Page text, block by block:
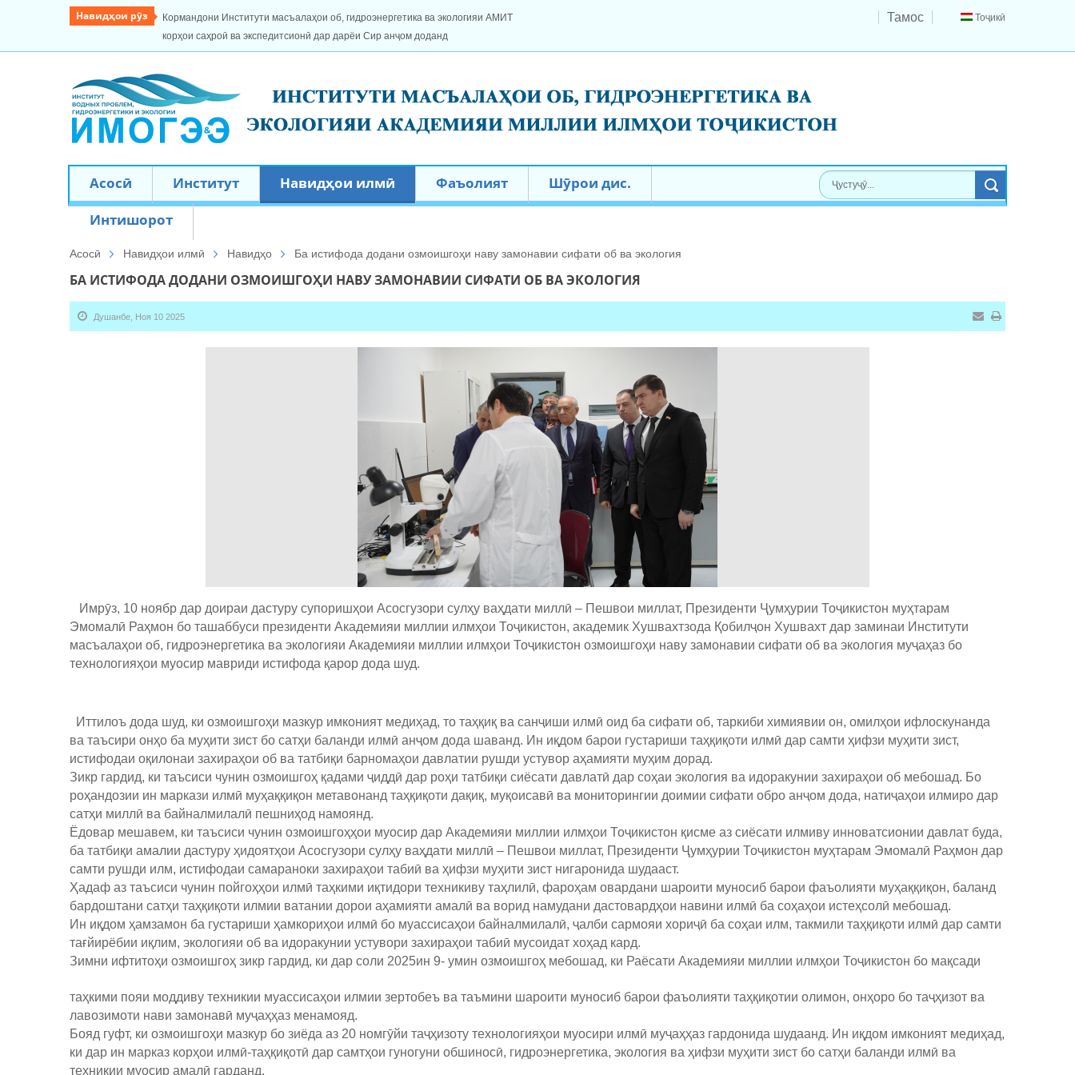
Навидҳои рӯз
Кормандони Институти масъалаҳои об, гидроэнергетика ва экологияи АМИТ
корҳои саҳроӣ ва экспедитсионӣ дар дарёи Сир анҷом доданд
Тоҷикӣ
Тамос
Асосӣ Институт Навидҳои илмӣ Фаъолият
Шӯрои дис.
Интишорот
Асосӣ Навидҳои илмӣ Навидҳо Ба истифода додани озмоишгоҳи наву замонавии сифати об ва экология
БА ИСТИФОДА ДОДАНИ ОЗМОИШГОҲИ НАВУ ЗАМОНАВИИ СИФАТИ ОБ ВА ЭКОЛОГИЯ
Душанбе, Ноя 10 2025
Имрӯз, 10 ноябр дар доираи дастуру супоришҳои Асосгузори сулҳу ваҳдати миллӣ – Пешвои миллат, Президенти Ҷумҳурии Тоҷикистон муҳтарам
Эмомалӣ Раҳмон бо ташаббуси президенти Академияи миллии илмҳои Тоҷикистон, академик Хушвахтзода Қобилҷон Хушвахт дар заминаи Институти
масъалаҳои об, гидроэнергетика ва экологияи Академияи миллии илмҳои Тоҷикистон озмоишгоҳи наву замонавии сифати об ва экология муҷаҳаз бо
технологияҳои муосир мавриди истифода қарор дода шуд.
Иттилоъ дода шуд, ки озмоишгоҳи мазкур имконият медиҳад, то таҳқиқ ва санҷиши илмӣ оид ба сифати об, таркиби химиявии он, омилҳои ифлоскунанда
ва таъсири онҳо ба муҳити зист бо сатҳи баланди илмӣ анҷом дода шаванд. Ин иқдом барои густариши таҳқиқоти илмӣ дар самти ҳифзи муҳити зист,
истифодаи оқилонаи захираҳои об ва татбиқи барномаҳои давлатии рушди устувор аҳамияти муҳим дорад.
Зикр гардид, ки таъсиси чунин озмоишгоҳ қадами ҷиддӣ дар роҳи татбиқи сиёсати давлатӣ дар соҳаи экология ва идоракунии захираҳои об мебошад. Бо
роҳандозии ин маркази илмӣ муҳаққиқон метавонанд таҳқиқоти дақиқ, муқоисавӣ ва мониторингии доимии сифати обро анҷом дода, натиҷаҳои илмиро дар
сатҳи миллӣ ва байналмилалӣ пешниҳод намоянд.
Ёдовар мешавем, ки таъсиси чунин озмоишгоҳҳои муосир дар Академияи миллии илмҳои Тоҷикистон қисме аз сиёсати илмиву инноватсионии давлат буда,
ба татбиқи амалии дастуру ҳидоятҳои Асосгузори сулҳу ваҳдати миллӣ – Пешвои миллат, Президенти Ҷумҳурии Тоҷикистон муҳтарам Эмомалӣ Раҳмон дар
самти рушди илм, истифодаи самараноки захираҳои табиӣ ва ҳифзи муҳити зист нигаронида шудааст.
Ҳадаф аз таъсиси чунин пойгоҳҳои илмӣ таҳкими иқтидори техникиву таҳлилӣ, фароҳам овардани шароити муносиб барои фаъолияти муҳаққиқон, баланд
бардоштани сатҳи таҳқиқоти илмии ватании дорои аҳамияти амалӣ ва ворид намудани дастовардҳои навини илмӣ ба соҳаҳои истеҳсолӣ мебошад.
Ин иқдом ҳамзамон ба густариши ҳамкориҳои илмӣ бо муассисаҳои байналмилалӣ, ҷалби сармояи хориҷӣ ба соҳаи илм, такмили таҳқиқоти илмӣ дар самти
тағйирёбии иқлим, экологияи об ва идоракунии устувори захираҳои табиӣ мусоидат хоҳад кард.
Зимни ифтитоҳи озмоишгоҳ зикр гардид, ки дар соли 2025ин 9- умин озмоишгоҳ мебошад, ки Раёсати Академияи миллии илмҳои Тоҷикистон бо мақсади
таҳкими пояи моддиву техникии муассисаҳои илмии зертобеъ ва таъмини шароити муносиб барои фаъолияти таҳқиқотии олимон, онҳоро бо таҷҳизот ва
лавозимоти нави замонавӣ муҷаҳҳаз менамояд.
Бояд гуфт, ки озмоишгоҳи мазкур бо зиёда аз 20 номгӯйи таҷҳизоту технологияҳои муосири илмӣ муҷаҳҳаз гардонида шудаанд. Ин иқдом имконият медиҳад,
ки дар ин марказ корҳои илмӣ-таҳқиқотӣ дар самтҳои гуногуни обшиносӣ, гидроэнергетика, экология ва ҳифзи муҳити зист бо сатҳи баланди илмӣ ва
техникии муосир амалӣ гарданд.